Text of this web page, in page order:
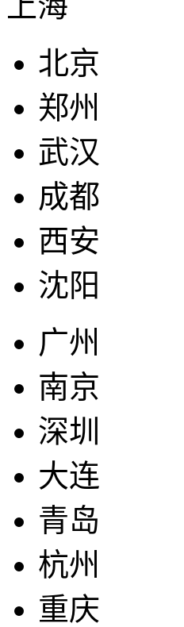
北京
郑州
武汉
成都
西安
沈阳
广州
南京
深圳
大连
青岛
杭州
重庆